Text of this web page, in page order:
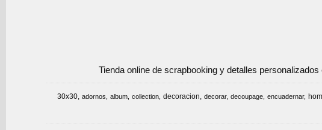
Tienda online de scrapbooking y detalles
30x30 adornos album collection decoracion decorar decoupage encuadernar